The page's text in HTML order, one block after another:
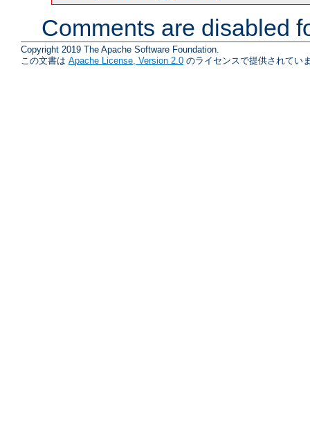
Comments are disabled
Copyright 2019 The Apache Software Foundation.
この文書は Apache License, Version 2.0 のライセンスで提供されてい